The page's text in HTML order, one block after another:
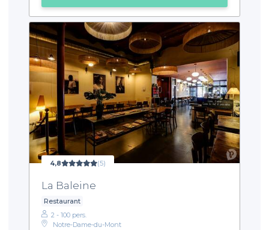
4,8 (5)
La Baleine
Restaurant
2 - 100 pers.
Notre-Dame-du-Mont